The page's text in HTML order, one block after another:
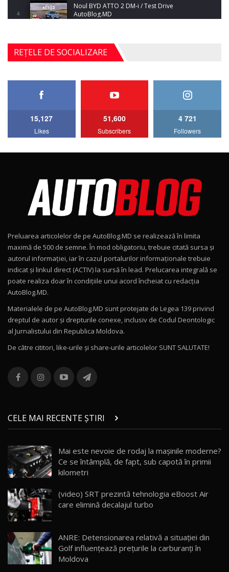
4
Noul BYD ATTO 2 DM-i / Test Drive
AutoBlog.MD
17:35
5
Noul Mercedes-Benz S-Class facelift (S 580
4MATIC V223) / Test Drive AutoBlog.MD
27:33
AutoBlog.MD
15:08
Noul Geely EX2 / Test Drive AutoBlog.MD
15:22
Mercedes-AMG E 53 HYBRID 4MATIC+ / Test
Drive AutoBlog.MD
16:27
11
Noul Volvo ES90 / Test Drive AutoBlog.MD
12
Noul MG HS / Test Drive AutoBlog.MD
16:48
13
combină aventura cu luxul / AutoBlog.MD
36:08
chinez care face lumea să se întoarcă după el
/ AutoBlog.MD
17:27
15 14:37
16
AutoBlogMD
13:10
17 20:06
Va fi modelul nr.1 BYD în Moldova? BYD Seal U
REȚELE DE SOCIALIZARE
15,127
Likes
51,600
Subscribers
4 721
Followers
Preluarea articolelor de pe AutoBlog.MD se realizează în limita
maximă de 500 de semne. În mod obligatoriu, trebuie citată sursa și
autorul informației, iar în cazul portalurilor informaționale trebuie
indicat și linkul direct (ACTIV) la sursă în lead. Prelucarea integrală se
poate realiza doar în condițiile unui acord încheiat cu redacţia
AutoBlog.MD.
Materialele de pe AutoBlog.MD sunt protejate de Legea 139 privind
dreptul de autor și drepturile conexe, inclusiv de Codul Deontologic
al Jurnalistului din Republica Moldova.
De către cititori, like-urile şi share-urile articolelor SUNT SALUTATE!
CELE MAI RECENTE ȘTIRI
Mai este nevoie de rodaj la mașinile moderne?
Ce se întâmplă, de fapt, sub capotă în primii
kilometri
(video) SRT prezintă tehnologia eBoost Air
care elimină decalajul turbo
ANRE: Detensionarea relativă a situației din
Golf influențează prețurile la carburanți în
Moldova